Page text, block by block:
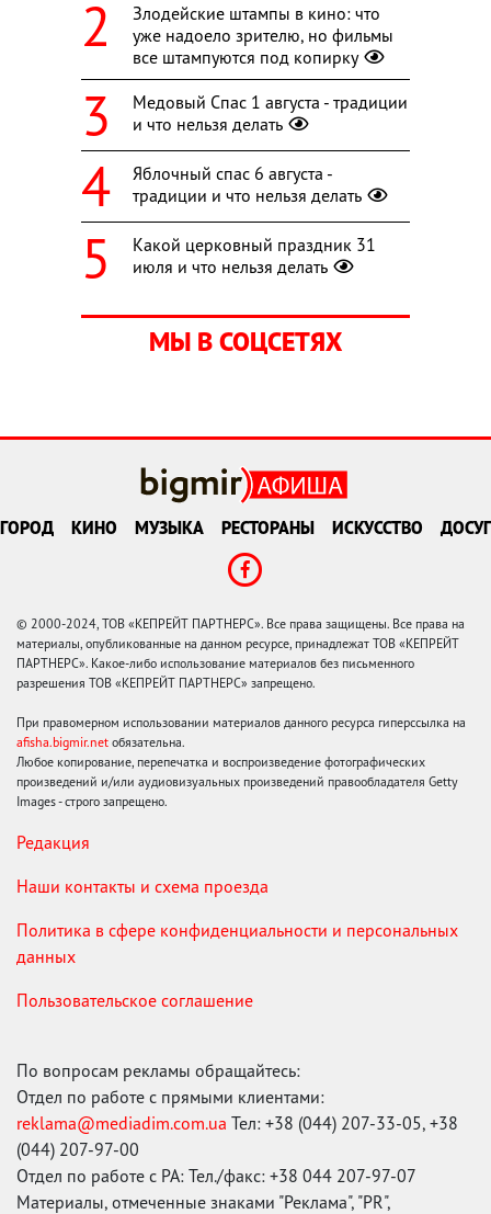
Злодейские штампы в кино: что
уже надоело зрителю, но фильмы
все штампуются под копирку
Медовый Спас 1 августа - традиции
и что нельзя делать
Яблочный спас 6 августа -
традиции и что нельзя делать
Какой церковный праздник 31
июля и что нельзя делать
МЫ В СОЦСЕТЯХ
ГОРОД КИНО МУЗЫКА РЕСТОРАНЫ ИСКУССТВО ДОСУГ
© 2000-2024, ТОВ «КЕПРЕЙТ ПАРТНЕРС». Все права защищены. Все права на
материалы, опубликованные на данном ресурсе, принадлежат ТОВ «КЕПРЕЙТ
ПАРТНЕРС». Какое-либо использование материалов без письменного
разрешения ТОВ «КЕПРЕЙТ ПАРТНЕРС» запрещено.
При правомерном использовании материалов данного ресурса гиперссылка на
afisha.bigmir.net обязательна.
Любое копирование, перепечатка и воспроизведение фотографических
произведений и/или аудиовизуальных произведений правообладателя Getty
Images - строго запрещено.
Редакция
Наши контакты и схема проезда
Политика в сфере конфиденциальности и персональных
данных
Пользовательское соглашение
По вопросам рекламы обращайтесь:
Отдел по работе с прямыми клиентами:
reklama@mediadim.com.ua Тел: +38 (044) 207-33-05, +38
(044) 207-97-00
Отдел по работе с РА: Тел./факс: +38 044 207-97-07
Материалы, отмеченные знаками "Реклама", "PR",